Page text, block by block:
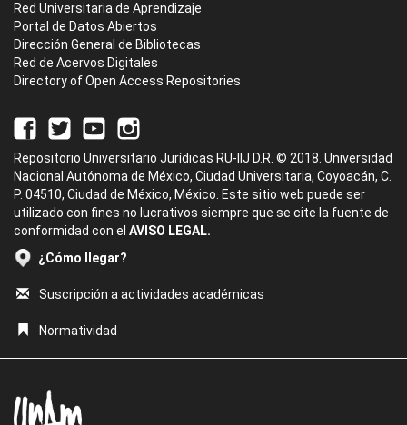
Red Universitaria de Aprendizaje
Portal de Datos Abiertos
Dirección General de Bibliotecas
Red de Acervos Digitales
Directory of Open Access Repositories
Repositorio Universitario Jurídicas RU-IIJ D.R. © 2018. Universidad
Nacional Autónoma de México, Ciudad Universitaria, Coyoacán, C.
P. 04510, Ciudad de México, México. Este sitio web puede ser
utilizado con fines no lucrativos siempre que se cite la fuente de
conformidad con el AVISO LEGAL.
¿Cómo llegar?
Suscripción a actividades académicas
Normatividad